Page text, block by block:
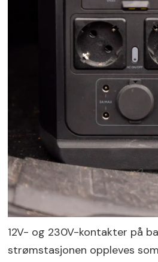
12V- og 230V-kontakter på
strømstasjonen oppleves